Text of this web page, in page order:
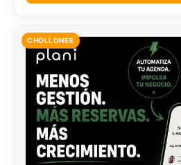
CHOLLONES